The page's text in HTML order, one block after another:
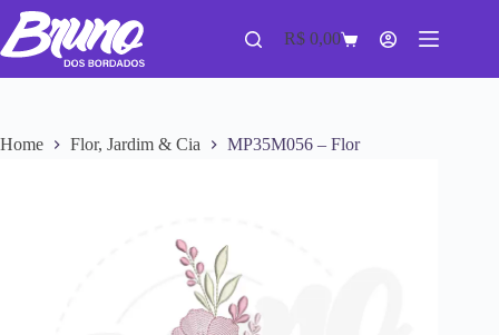
R$ 0,00
Home Flor, Jardim & Cia MP35M056 – Flor